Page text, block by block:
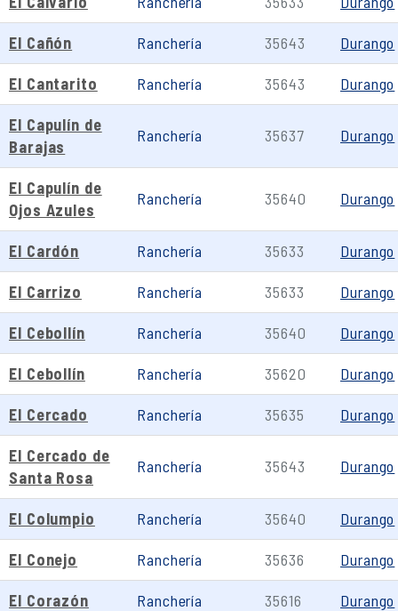
El Cañón Ranchería 35643 Durango
El Cantarito Ranchería 35643 Durango
El Capulín de
Barajas
Ranchería 35637 Durango
El Capulín de
Ojos Azules
Ranchería 35640 Durango
El Cardón Ranchería 35633 Durango
El Carrizo Ranchería 35633 Durango
El Cebollín Ranchería 35640 Durango
El Cebollín Ranchería 35620 Durango
El Cercado Ranchería 35635 Durango
El Cercado de
Santa Rosa
Ranchería 35643 Durango
El Columpio Ranchería 35640 Durango
El Conejo Ranchería 35636 Durango
El Corazón Ranchería 35616 Durango